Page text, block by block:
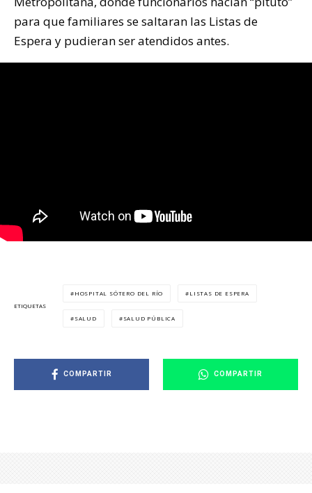
para que familiares se saltaran las Listas de
Espera y pudieran ser atendidos antes.
ETIQUETAS
HOSPITAL SÓTERO DEL RÍO LISTAS DE ESPERA
SALUD SALUD PÚBLICA
COMPARTIR COMPARTIR